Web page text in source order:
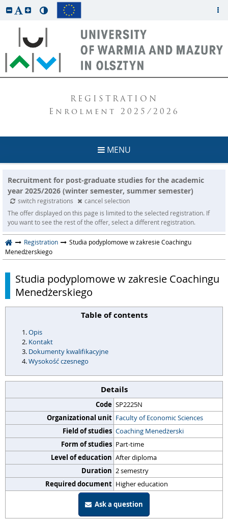
REGISTRATION
Enrolment 2025/2026
MENU
Recruitment for post-graduate studies for the academic
year 2025/2026 (winter semester, summer semester)
switch registrations
cancel selection
The offer displayed on this page is limited to the selected registration. If
you want to see the rest of the offer, select a different registration.
Registration
Studia podyplomowe w zakresie Coachingu
Menedżerskiego
Studia podyplomowe w zakresie Coachingu
Menedżerskiego
Table of contents
Opis
Kontakt
Dokumenty kwalifikacyjne
Wysokość czesnego
Details
Code SP2225N
Organizational unit Faculty of Economic Sciences
Field of studies Coaching Menedżerski
Form of studies Part-time
Level of education After diploma
Duration 2 semestry
Required document Higher education
Ask a question